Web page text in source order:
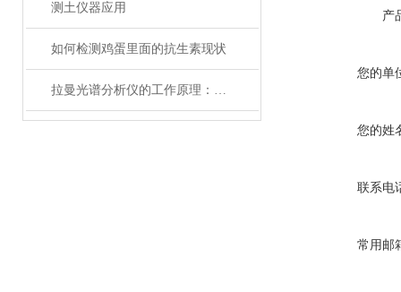
测土仪器应用
如何检测鸡蛋里面的抗生素现状
拉曼光谱分析仪的工作原理：光与物质的奇妙互动
产
您的单
您的姓
联系电
常用邮